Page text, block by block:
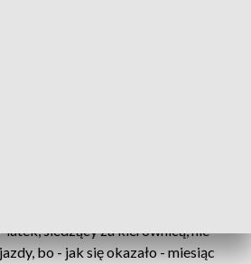
latek, siedzący za kierownicą, nie
bo - jak się okazało - miesiąc